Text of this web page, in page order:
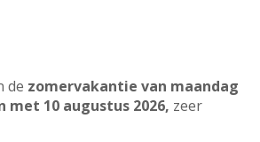
de zomervakantie van maandag
met 10 augustus 2026, zeer